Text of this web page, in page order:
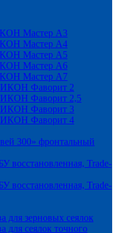
Мастер А3
Мастер А4
Мастер А5
Мастер А6
Мастер А7
Фаворит 2
Фаворит 2,5
Фаворит 3
Фаворит 4
300» фронтальный
восстановленная, Trade-
восстановленная, Trade-
для зерновых сеялок
для сеялок точного